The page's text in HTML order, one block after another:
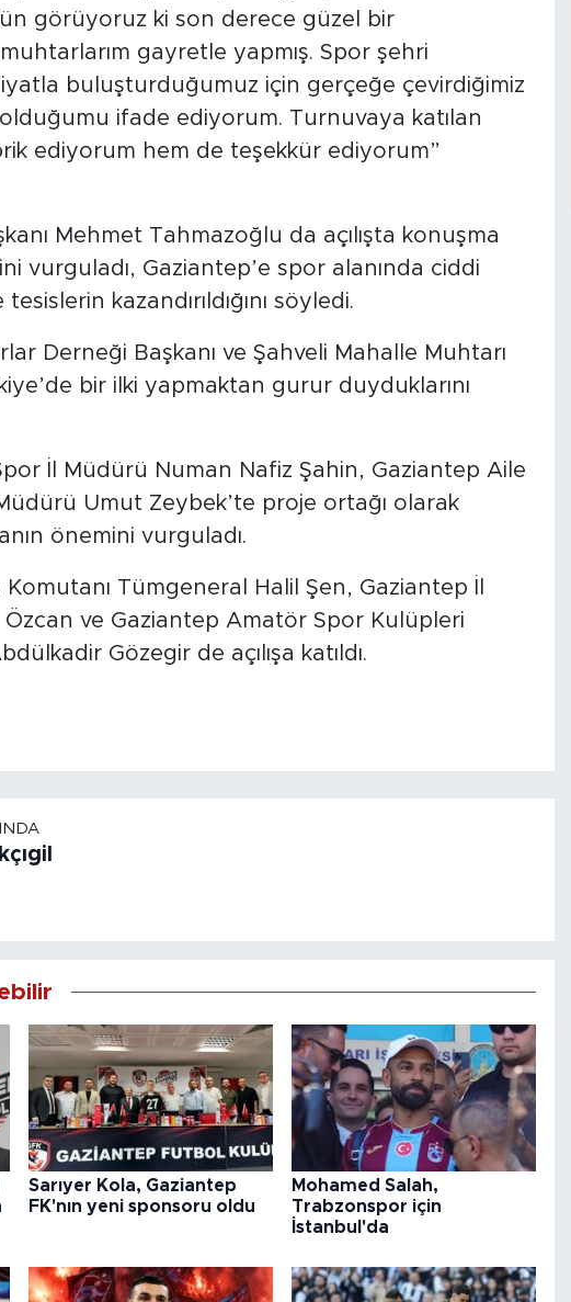
görüyoruz ki son derece güzel bir
gayretle yapmış. Spor şehri
buluşturduğumuz için gerçeğe çevirdiğimiz
ifade ediyorum. Turnuvaya katılan
ediyorum hem de teşekkür ediyorum”
Mehmet Tahmazoğlu da açılışta konuşma
vurguladı, Gaziantep’e spor alanında ciddi
tesislerin kazandırıldığını söyledi.
Derneği Başkanı ve Şahveli Mahalle Muhtarı
bir ilki yapmaktan gurur duyduklarını
İl Müdürü Numan Nafiz Şahin, Gaziantep Aile
Umut Zeybek’te proje ortağı olarak
önemini vurguladı.
Tümgeneral Halil Şen, Gaziantep İl
ve Gaziantep Amatör Spor Kulüpleri
Gözegir de açılışa katıldı.
Sarıyer Kola, Gaziantep
FK'nın yeni sponsoru oldu
Mohamed Salah,
Trabzonspor için
İstanbul'da